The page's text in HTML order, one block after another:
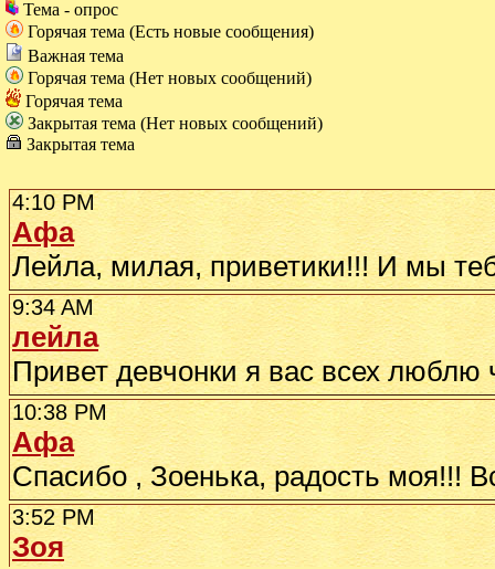
Тема - опрос
Горячая тема (Есть новые сообщения)
Важная тема
Горячая тема (Нет новых сообщений)
Горячая тема
Закрытая тема (Нет новых сообщений)
Закрытая тема